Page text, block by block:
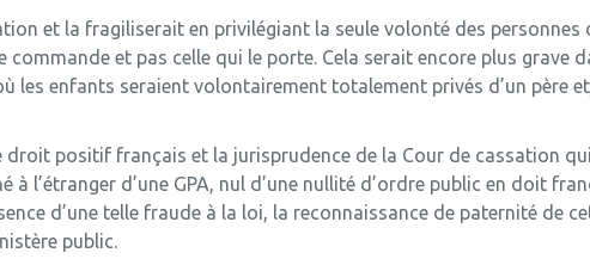
et la fragiliserait en privilégiant la seule volonté des personnes
et pas celle qui le porte. Cela serait encore plus grave
les enfants seraient volontairement totalement privés d’un père
positif français et la jurisprudence de la Cour de cassation
à l’étranger d’une GPA, nul d’une nullité d’ordre public en doit
d’une telle fraude à la loi, la reconnaissance de paternité de
public.